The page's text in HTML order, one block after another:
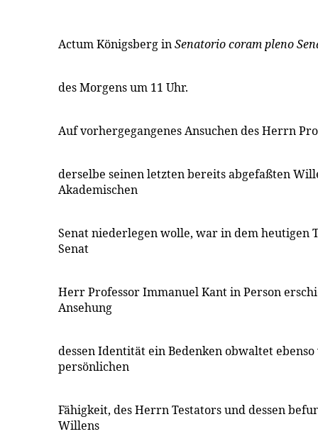
Actum Königsberg inSenatorio coram pleno
des Morgens um 11 Uhr.
Auf vorhergegangenes Ansuchen des Herrn
derselbe seinen letzten bereits abgefaßten
Akademischen
Senat niederlegen wolle, war in dem heutigen
Senat
Herr Professor Immanuel Kant in Person
Ansehung
dessen Identität ein Bedenken obwaltet
persönlichen
Fähigkeit, des Herrn Testators und dessen
Willens